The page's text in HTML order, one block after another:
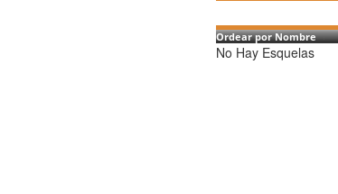
Ordear por Nombre
No Hay Esquelas